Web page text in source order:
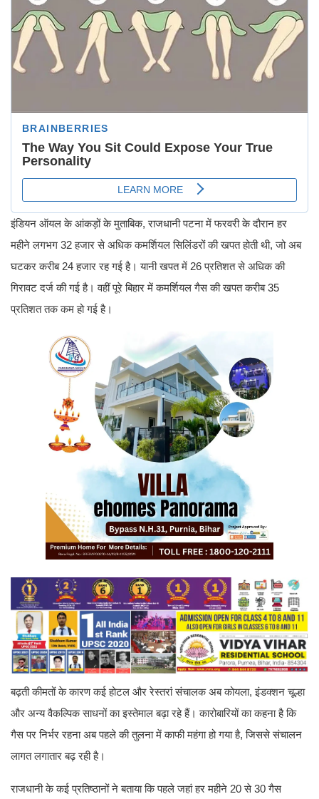
इंडियन ऑयल के आंकड़ों के मुताबिक, राजधानी पटना में फरवरी के दौरान हर
महीने लगभग 32 हजार से अधिक कमर्शियल सिलिंडरों की खपत होती थी, जो अब
घटकर करीब 24 हजार रह गई है। यानी खपत में 26 प्रतिशत से अधिक की
गिरावट दर्ज की गई है। वहीं पूरे बिहार में कमर्शियल गैस की खपत करीब 35
प्रतिशत तक कम हो गई है।
बढ़ती कीमतों के कारण कई होटल और रेस्तरां संचालक अब कोयला, इंडक्शन चूल्हा
और अन्य वैकल्पिक साधनों का इस्तेमाल बढ़ा रहे हैं। कारोबारियों का कहना है कि
गैस पर निर्भर रहना अब पहले की तुलना में काफी महंगा हो गया है, जिससे संचालन
लागत लगातार बढ़ रही है।
राजधानी के कई प्रतिष्ठानों ने बताया कि पहले जहां हर महीने 20 से 30 गैस